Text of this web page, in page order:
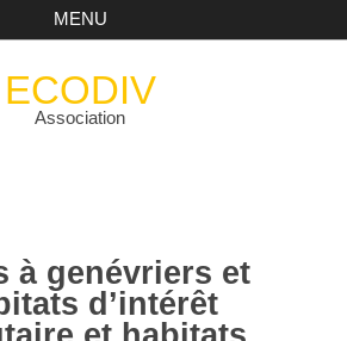
ECODIV
Association
MENU
à genévriers et
d’intérêt